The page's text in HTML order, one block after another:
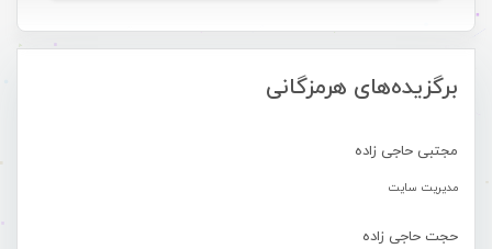
برگزیده‌های هرمزگانی
مجتبی حاجی زاده
مدیریت سایت
حجت حاجی زاده